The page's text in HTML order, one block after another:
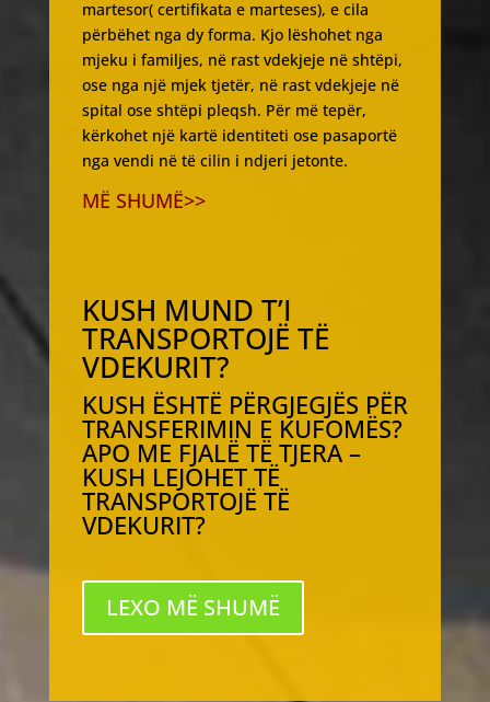
martesor( certifikata e marteses), e cila
përbëhet nga dy forma. Kjo lëshohet nga
mjeku i familjes, në rast vdekjeje në shtëpi,
ose nga një mjek tjetër, në rast vdekjeje në
spital ose shtëpi pleqsh. Për më tepër,
kërkohet një kartë identiteti ose pasaportë
nga vendi në të cilin i ndjeri jetonte.
MË SHUMË>>
KUSH MUND T’I
TRANSPORTOJË TË
VDEKURIT?
KUSH ËSHTË PËRGJEGJËS PËR
TRANSFERIMIN E KUFOMËS?
APO ME FJALË TË TJERA –
KUSH LEJOHET TË
TRANSPORTOJË TË
VDEKURIT?
LEXO MË SHUMË